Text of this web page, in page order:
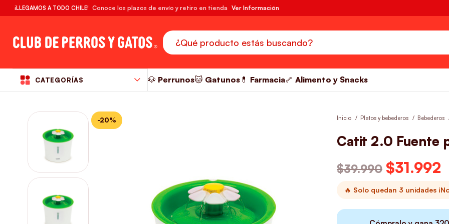
¡LLEGAMOS A TODO CHILE! Conoce los plazos de envío y retiro en tienda Ver Información
CATEGORÍAS 🐶 Perrunos🐱 Gatunos 💊 Farmacia🦴 Alimento y Snacks
-20% Inicio Platos y bebederos Bebederos
Catit 2.0 Fuente
$39.990 El precio
$31.992
🔥 Solo quedan 3 unidades
RM